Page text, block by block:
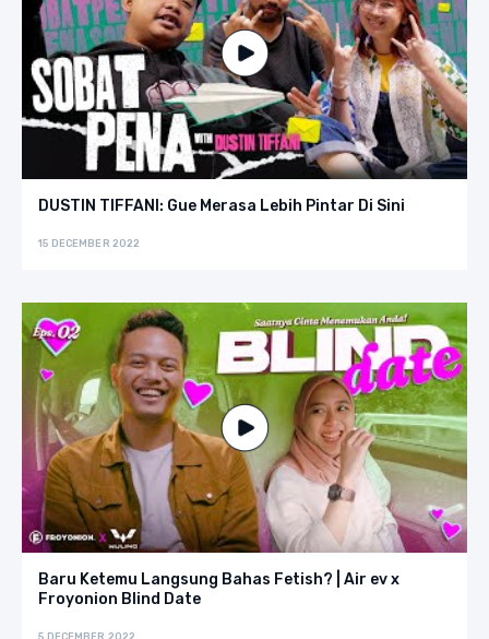
DUSTIN TIFFANI: Gue Merasa Lebih Pintar Di Sini
15 DECEMBER 2022
Baru Ketemu Langsung Bahas Fetish? | Air ev x
Froyonion Blind Date
5 DECEMBER 2022